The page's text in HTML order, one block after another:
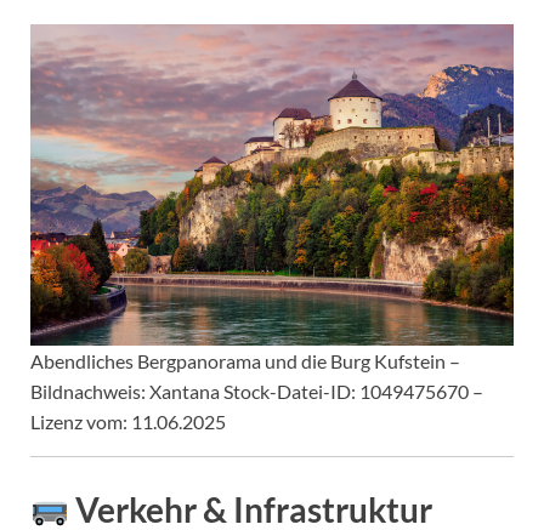
Abendliches Bergpanorama und die Burg Kufstein –
Bildnachweis: Xantana Stock-Datei-ID: 1049475670 –
Lizenz vom: 11.06.2025
Verkehr & Infrastruktur